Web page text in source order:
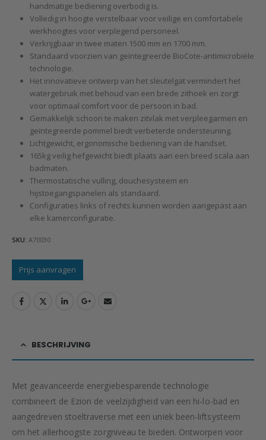
handmatige bediening overbodig is.
Volledig in hoogte verstelbaar voor veilige en comfortabele
werkhoogtes voor verplegend personeel.
Verkrijgbaar in twee maten 1500 mm en 1700 mm.
Standaard voorzien van geïntegreerde BioCote-antimicrobiële
technologie.
Het innovatieve ontwerp van het sleutelgat vermindert het
watergebruik met behoud van een brede zithoek en zorgt
voor optimaal comfort voor de persoon in bad.
Gemakkelijk schoon te maken zitvlak met verpleegarmen en
geïntegreerde pommel biedt verbeterde ondersteuning.
Lichtgewicht, ergonomische bediening van de handset.
165kg veilig hefgewicht biedt plaats aan een breed scala aan
badmaten.
Thermostatische vulling, douchesysteem en
hijstoegangspanelen als standaard.
Configuraties links of rechts kunnen worden aangepast aan
elke kamerconfiguratie.
SKU: A70030
Prijs aanvragen
BESCHRIJVING
Met geavanceerde energiebesparende technologie
combineert de Ezion de veelzijdigheid van een hi-lo-bad en
aangedreven stoeltraverse met een uniek been-liftsysteem
om het allerhoogste zorgniveau te bieden. Ontworpen voor